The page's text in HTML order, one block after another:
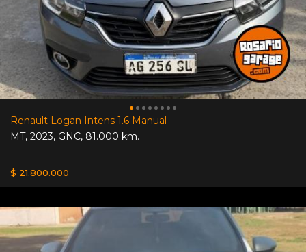
Renault Logan Intens 1.6 Manual
MT, 2023, GNC, 81.000 km.
$ 21.800.000